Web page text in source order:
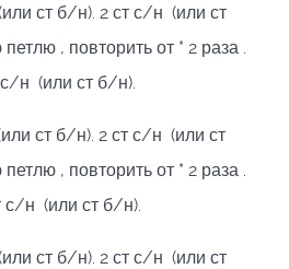
ст б/н). 2 ст с/н (или ст
, повторить от * 2 раза .
с/н (или ст б/н).
ст б/н). 2 ст с/н (или ст
, повторить от * 2 раза .
с/н (или ст б/н).
ст б/н). 2 ст с/н (или ст